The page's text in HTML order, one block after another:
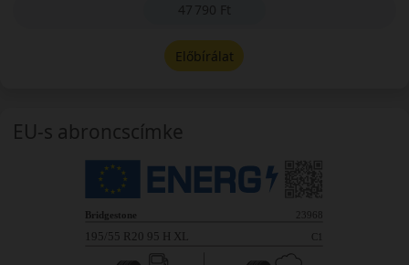
47 790 Ft
Előbírálat
EU-s abroncscímke